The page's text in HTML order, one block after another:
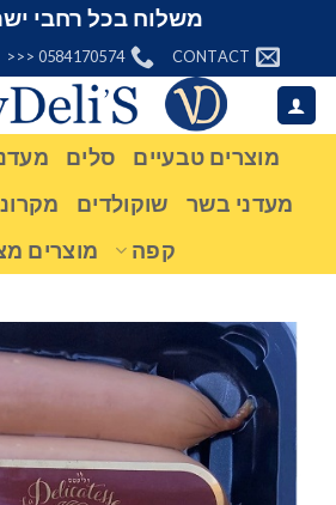
content
משלוח בכל רחבי
CONTACT
0584170574 <<<
מוצרים טבעיים סלים
מעדני בשר
שוקולדים
קפה
מוצרים